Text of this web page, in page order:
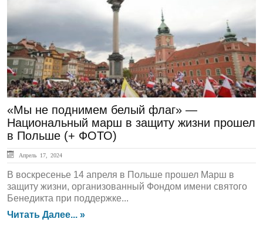
ЛЕНТА НОВОСТЕЙ
«Мы не поднимем белый флаг» —
Национальный марш в защиту жизни прошел
в Польше (+ ФОТО)
Апрель 17, 2024
В воскресенье 14 апреля в Польше прошел Марш в
защиту жизни, организованный Фондом имени святого
Бенедикта при поддержке...
Читать Далее... »